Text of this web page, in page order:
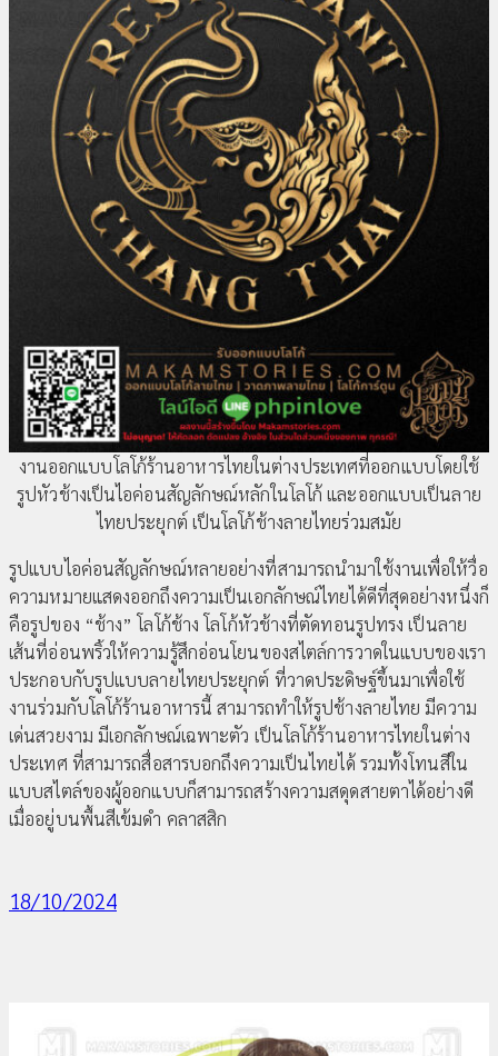
งานออกแบบโลโก้ร้านอาหารไทยในต่างประเทศที่ออกแบบโดยใช้
รูปหัวช้างเป็นไอค่อนสัญลักษณ์หลักในโลโก้ และออกแบบเป็นลาย
ไทยประยุกต์ เป็นโลโก้ช้างลายไทยร่วมสมัย
รูปแบบไอค่อนสัญลักษณ์หลายอย่างที่สามารถนำมาใช้งานเพื่อให้วื่อ
ความหมายแสดงออกถึงความเป็นเอกลักษณ์ไทยได้ดีที่สุดอย่างหนึ่งก็
คือรูปของ “ช้าง” โลโก้ช้าง โลโก้หัวช้างที่ตัดทอนรูปทรง เป็นลาย
เส้นที่อ่อนพริ้วให้ความรู้สึกอ่อนโยนของสไตล์การวาดในแบบของเรา
ประกอบกับรูปแบบลายไทยประยุกต์ ที่วาดประดิษฐ์ขึ้นมาเพื่อใช้
งานร่วมกับโลโก้ร้านอาหารนี้ สามารถทำให้รูปช้างลายไทย มีความ
เด่นสวยงาม มีเอกลักษณ์เฉพาะตัว เป็นโลโก้ร้านอาหารไทยในต่าง
ประเทศ ที่สามารถสื่อสารบอกถึงความเป็นไทยได้ รวมทั้งโทนสีใน
แบบสไตล์ของผู้ออกแบบก็สามารถสร้างความสดุดสายตาได้อย่างดี
เมื่ออยู่บนพื้นสีเข้มดำ คลาสสิก
18/10/2024